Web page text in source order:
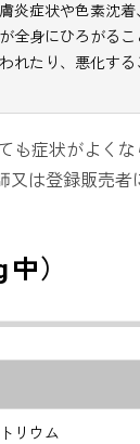
膚炎症状や色素沈
全身にひろがる
れたり、悪化する
も症状がよく
又は登録販売者
）
リウム